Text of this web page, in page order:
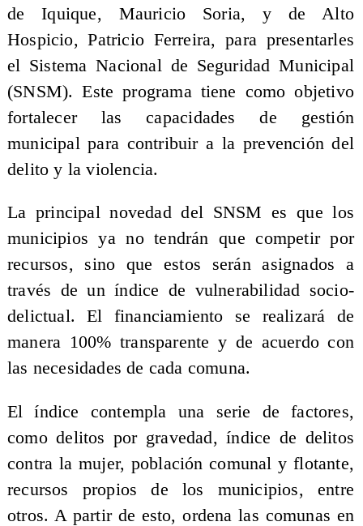
de Iquique, Mauricio Soria, y de Alto
Hospicio, Patricio Ferreira, para presentarles
el Sistema Nacional de Seguridad Municipal
(SNSM). Este programa tiene como objetivo
fortalecer las capacidades de gestión
municipal para contribuir a la prevención del
delito y la violencia.
La principal novedad del SNSM es que los
municipios ya no tendrán que competir por
recursos, sino que estos serán asignados a
través de un índice de vulnerabilidad socio-
delictual. El financiamiento se realizará de
manera 100% transparente y de acuerdo con
las necesidades de cada comuna.
El índice contempla una serie de factores,
como delitos por gravedad, índice de delitos
contra la mujer, población comunal y flotante,
recursos propios de los municipios, entre
otros. A partir de esto, ordena las comunas en